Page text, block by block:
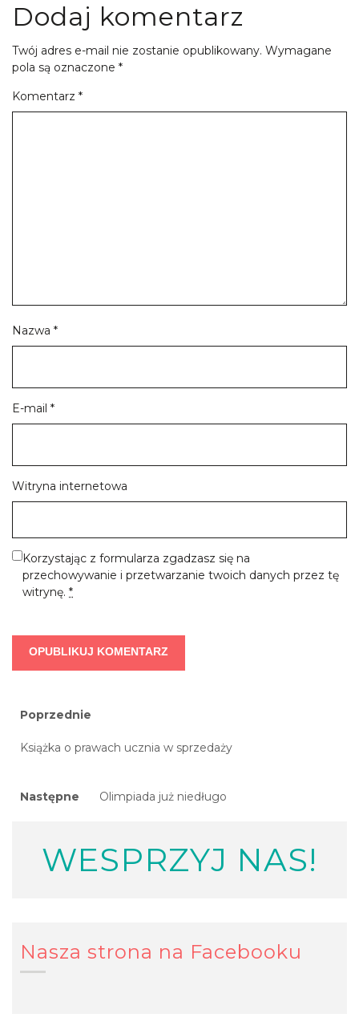
Dodaj komentarz
Twój adres e-mail nie zostanie opublikowany. Wymagane
pola są oznaczone *
Komentarz *
Nazwa *
E-mail *
Witryna internetowa
Korzystając z formularza zgadzasz się na
przechowywanie i przetwarzanie twoich danych przez tę
witrynę. *
Nawigacja
wpisu
Poprzednie
Previous
Książka o prawach ucznia w sprzedaży
Następne
Next
Olimpiada już niedługo
WESPRZYJ NAS!
Nasza strona na Facebooku